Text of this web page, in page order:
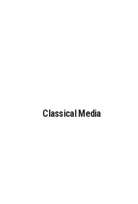
Classical Media